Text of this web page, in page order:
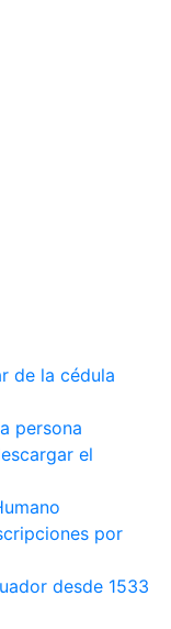
de la cédula
persona
el
por
desde 1533